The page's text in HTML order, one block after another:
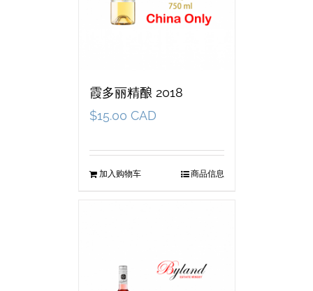
霞多丽精酿 2018
$15.00 CAD
加入购物车 商品信息